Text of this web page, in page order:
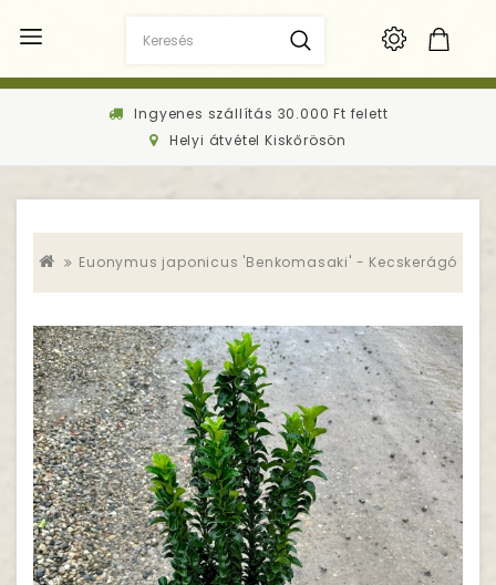
Ingyenes szállítás 30.000 Ft felett
Helyi átvétel Kiskőrösön
Euonymus japonicus 'Benkomasaki' - Kecskerágó